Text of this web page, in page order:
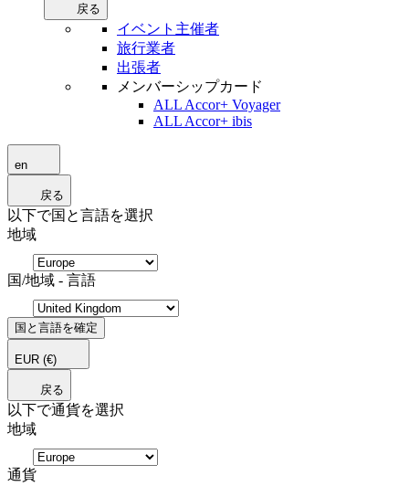
戻る
イベント主催者
旅行業者
出張者
メンバーシップカード
ALL Accor+ Voyager
ALL Accor+ ibis
en
戻る
以下で国と言語を選択
地域
国/地域 - 言語
国と言語を確定
EUR (€)
戻る
以下で通貨を選択
地域
通貨